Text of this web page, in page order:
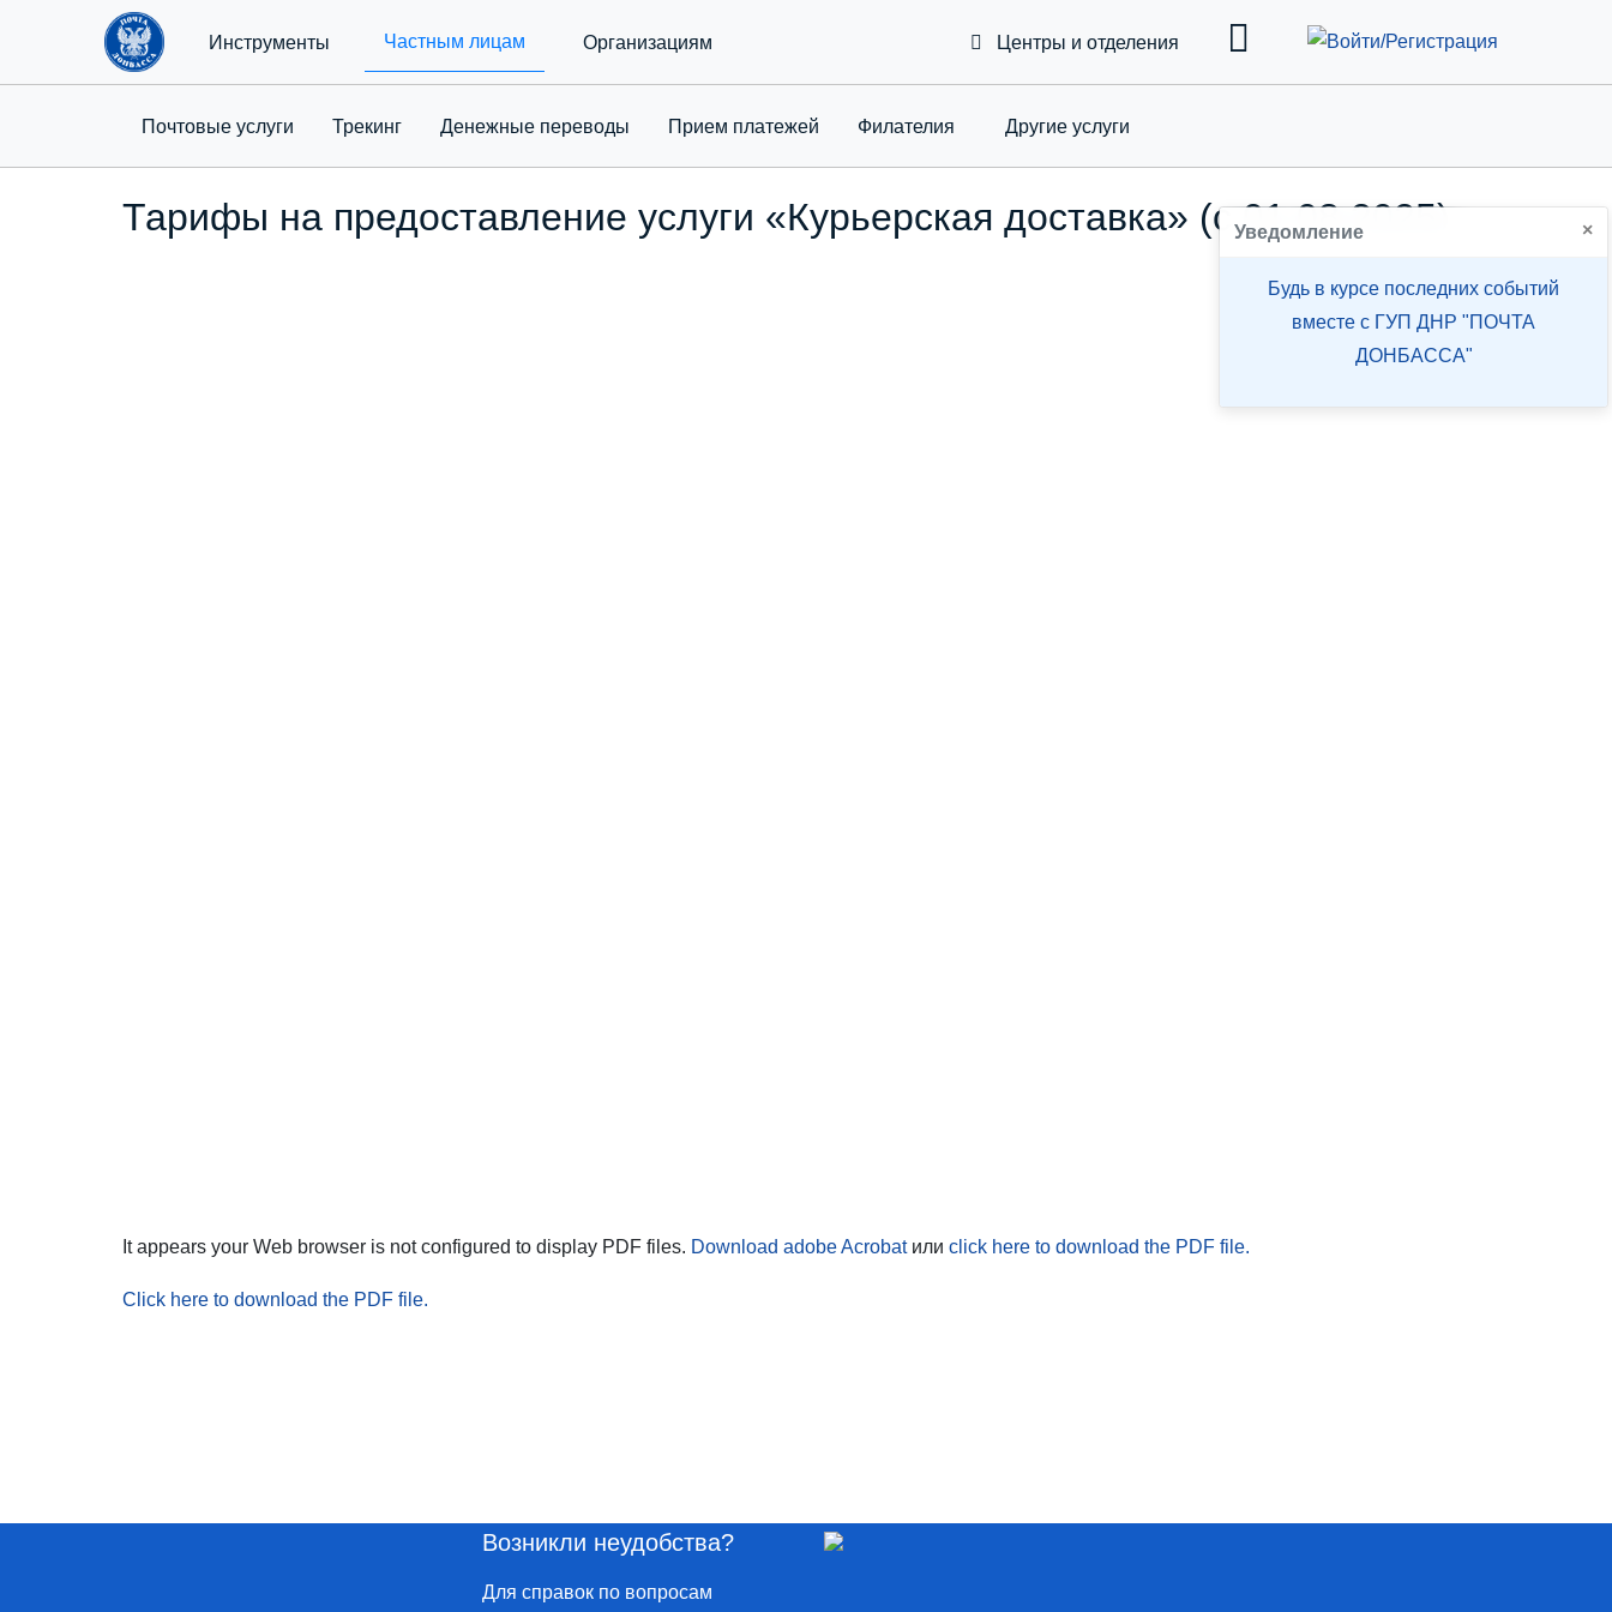
Инструменты Частным лицам Организациям
Почтовые услуги Трекинг Денежные переводы Приeм платежей Филателия
Toggle Dropdown
Другие услуги
Центры и отделения
Тарифы на предоставление услуги «Курьерская доставка» (с 01.08.2025)
It appears your Web browser is not configured to display PDF files. Download adobe Acrobat или click here to download the PDF file.
Click here to download the PDF file.
Возникли неудобства?
Для справок по вопросам
Уведомление ×
Будь в курсе последних событий
вместе с ГУП ДНР "ПОЧТА
ДОНБАССА"